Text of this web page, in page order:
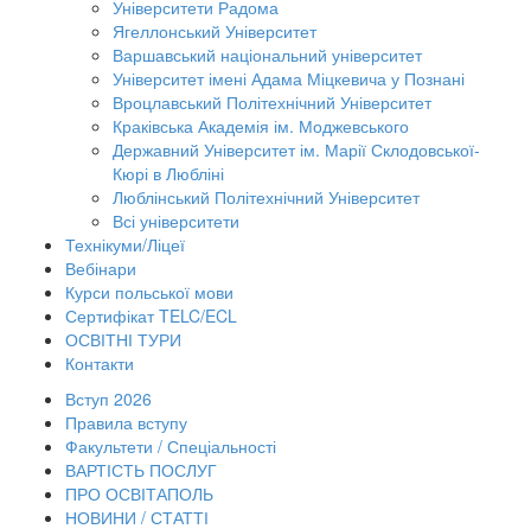
Університети Радома
Ягеллонський Університет
Варшавський національний університет
Університет імені Адама Міцкевича у Познані
Вроцлавський Політехнічний Університет
Краківська Академія ім. Моджевського
Державний Університет ім. Марії Склодовської-
Кюрі в Любліні
Люблінський Політехнічний Університет
Всі університети
Технікуми/Ліцеї
Вебінари
Курси польської мови
Сертифікат TELC/ECL
ОСВІТНІ ТУРИ
Контакти
Вступ 2026
Правила вступу
Факультети / Спеціальності
ВАРТІСТЬ ПОСЛУГ
ПРО ОСВІТАПОЛЬ
НОВИНИ / СТАТТІ